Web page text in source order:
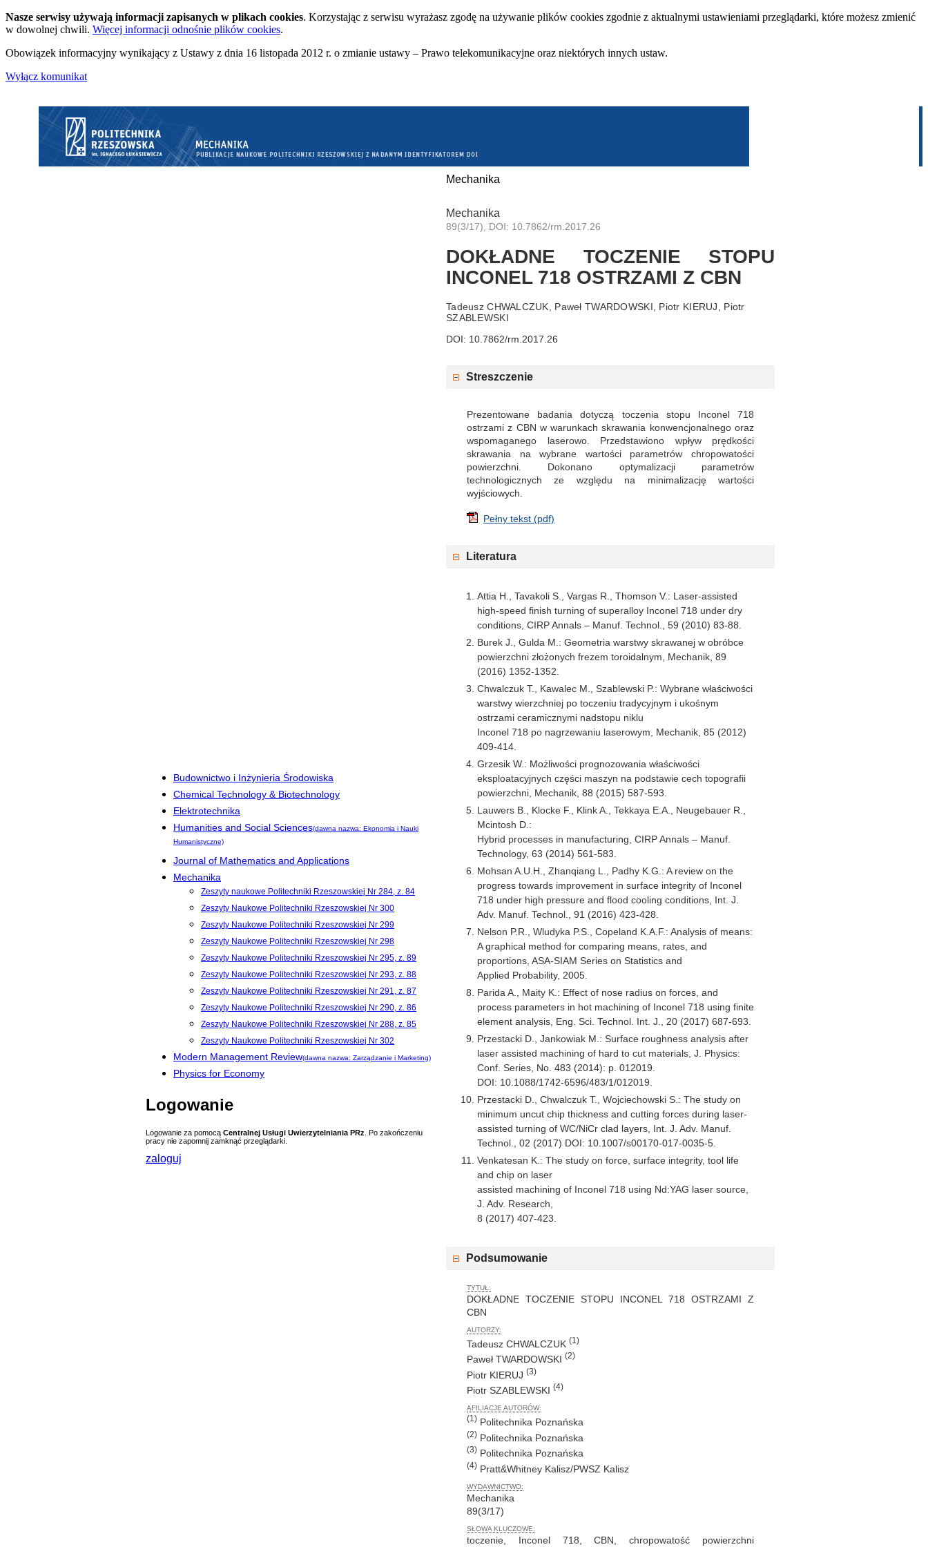
Nasze serwisy używają informacji zapisanych w plikach cookies. Korzystając z serwisu wyrażasz zgodę na używanie plików cookies zgodnie z aktualnymi ustawieniami przeglądarki, które możesz zmienić
w dowolnej chwili. Więcej informacji odnośnie plików cookies.
Obowiązek informacyjny wynikający z Ustawy z dnia 16 listopada 2012 r. o zmianie ustawy – Prawo telekomunikacyjne oraz niektórych innych ustaw.
Wyłącz komunikat
Budownictwo i Inżynieria Środowiska
Chemical Technology & Biotechnology
Elektrotechnika
Humanities and Social Sciences(dawna nazwa: Ekonomia i Nauki
Humanistyczne)
Journal of Mathematics and Applications
Mechanika
Zeszyty naukowe Politechniki Rzeszowskiej Nr 284, z. 84
Zeszyty Naukowe Politechniki Rzeszowskiej Nr 300
Zeszyty Naukowe Politechniki Rzeszowskiej Nr 299
Zeszyty Naukowe Politechniki Rzeszowskiej Nr 298
Zeszyty Naukowe Politechniki Rzeszowskiej Nr 295, z. 89
Zeszyty Naukowe Politechniki Rzeszowskiej Nr 293, z. 88
Zeszyty Naukowe Politechniki Rzeszowskiej Nr 291, z. 87
Zeszyty Naukowe Politechniki Rzeszowskiej Nr 290, z. 86
Zeszyty Naukowe Politechniki Rzeszowskiej Nr 288, z. 85
Zeszyty Naukowe Politechniki Rzeszowskiej Nr 302
Modern Management Review(dawna nazwa: Zarządzanie i Marketing)
Physics for Economy
Logowanie
Logowanie za pomocą Centralnej Usługi Uwierzytelniania PRz . Po zakończeniu
pracy nie zapomnij zamknąć przeglądarki.
zaloguj
Mechanika
Mechanika
89(3/17), DOI: 10.7862/rm.2017.26
DOKŁADNE TOCZENIE STOPU
INCONEL 718 OSTRZAMI Z CBN
Tadeusz CHWALCZUK, Paweł TWARDOWSKI, Piotr KIERUJ, Piotr
SZABLEWSKI
DOI: 10.7862/rm.2017.26
Streszczenie
Prezentowane badania dotyczą toczenia stopu Inconel 718
ostrzami z CBN w warunkach skrawania konwencjonalnego oraz
wspomaganego laserowo. Przedstawiono wpływ prędkości
skrawania na wybrane wartości parametrów chropowatości
powierzchni. Dokonano optymalizacji parametrów
technologicznych ze względu na minimalizację wartości
wyjściowych.
Pełny tekst (pdf)
Literatura
Attia H., Tavakoli S., Vargas R., Thomson V.: Laser-assisted
high-speed finish turning of superalloy Inconel 718 under dry
conditions, CIRP Annals – Manuf. Technol., 59 (2010) 83-88.
Burek J., Gulda M.: Geometria warstwy skrawanej w obróbce
powierzchni złożonych frezem toroidalnym, Mechanik, 89
(2016) 1352-1352.
Chwalczuk T., Kawalec M., Szablewski P.: Wybrane właściwości
warstwy wierzchniej po toczeniu tradycyjnym i ukośnym
ostrzami ceramicznymi nadstopu niklu
Inconel 718 po nagrzewaniu laserowym, Mechanik, 85 (2012)
409-414.
Grzesik W.: Możliwości prognozowania właściwości
eksploatacyjnych części maszyn na podstawie cech topografii
powierzchni, Mechanik, 88 (2015) 587-593.
Lauwers B., Klocke F., Klink A., Tekkaya E.A., Neugebauer R.,
Mcintosh D.:
Hybrid processes in manufacturing, CIRP Annals – Manuf.
Technology, 63 (2014) 561-583.
Mohsan A.U.H., Zhanqiang L., Padhy K.G.: A review on the
progress towards improvement in surface integrity of Inconel
718 under high pressure and flood cooling conditions, Int. J.
Adv. Manuf. Technol., 91 (2016) 423-428.
Nelson P.R., Wludyka P.S., Copeland K.A.F.: Analysis of means:
A graphical method for comparing means, rates, and
proportions, ASA-SIAM Series on Statistics and
Applied Probability, 2005.
Parida A., Maity K.: Effect of nose radius on forces, and
process parameters in hot machining of Inconel 718 using finite
element analysis, Eng. Sci. Technol. Int. J., 20 (2017) 687-693.
Przestacki D., Jankowiak M.: Surface roughness analysis after
laser assisted machining of hard to cut materials, J. Physics:
Conf. Series, No. 483 (2014): p. 012019.
DOI: 10.1088/1742-6596/483/1/012019.
Przestacki D., Chwalczuk T., Wojciechowski S.: The study on
minimum uncut chip thickness and cutting forces during laser-
assisted turning of WC/NiCr clad layers, Int. J. Adv. Manuf.
Technol., 02 (2017) DOI: 10.1007/s00170-017-0035-5.
Venkatesan K.: The study on force, surface integrity, tool life
and chip on laser
assisted machining of Inconel 718 using Nd:YAG laser source,
J. Adv. Research,
8 (2017) 407-423.
Podsumowanie
TYTUŁ:
DOKŁADNE TOCZENIE STOPU INCONEL 718 OSTRZAMI Z
CBN
AUTORZY:
Tadeusz CHWALCZUK (1)
Paweł TWARDOWSKI (2)
Piotr KIERUJ (3)
Piotr SZABLEWSKI (4)
AFILIACJE AUTORÓW:
(1) Politechnika Poznańska
(2) Politechnika Poznańska
(3) Politechnika Poznańska
(4) Pratt&Whitney Kalisz/PWSZ Kalisz
WYDAWNICTWO:
Mechanika
89(3/17)
SŁOWA KLUCZOWE:
toczenie, Inconel 718, CBN, chropowatość powierzchni